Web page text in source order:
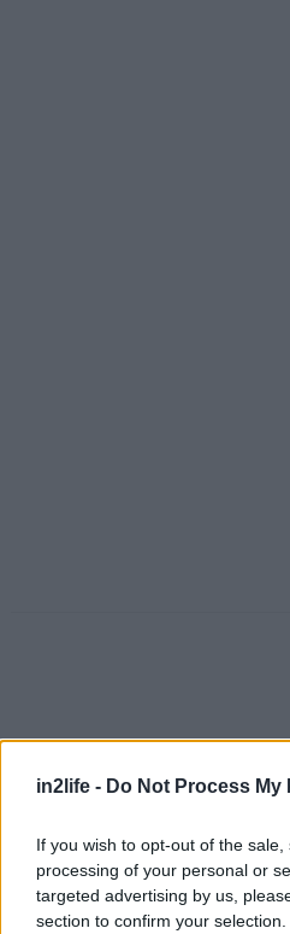
in2life - Do Not Process
If you wish to opt-out of the
processing of your personal or
targeted advertising by us,
section to confirm your
Αναζήτηση
για...